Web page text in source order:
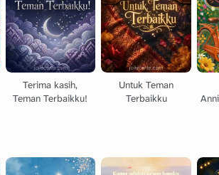
Terima kasih,
Teman Terbaikku!
Untuk Teman
Terbaikku